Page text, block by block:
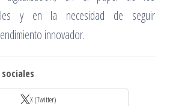
y en la necesidad de seguir
innovador.
X (Twitter)